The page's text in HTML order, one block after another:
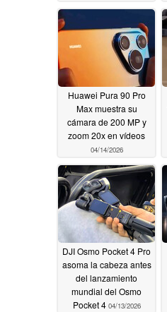
04/16/2026
Huawei Pura 90 Pro
Max muestra su
cámara de 200 MP y
zoom 20x en vídeos
04/14/2026
DJI Osmo Pocket 4 Pro
asoma la cabeza antes
del lanzamiento
mundial del Osmo
Pocket 4 04/13/2026